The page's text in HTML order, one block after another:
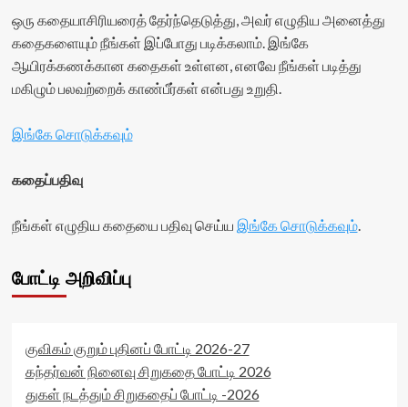
ஒரு கதையாசிரியரைத் தேர்ந்தெடுத்து, அவர் எழுதிய அனைத்து
கதைகளையும் நீங்கள் இப்போது படிக்கலாம். இங்கே
ஆயிரக்கணக்கான கதைகள் உள்ளன, எனவே நீங்கள் படித்து
மகிழும் பலவற்றைக் காண்பீர்கள் என்பது உறுதி.
இங்கே சொடுக்கவும்
கதைப்பதிவு
நீங்கள் எழுதிய கதையை பதிவு செய்ய இங்கே சொடுக்கவும்.
போட்டி அறிவிப்பு
குவிகம் குறும் புதினப் போட்டி 2026-27
கந்தர்வன் நினைவு சிறுகதை போட்டி 2026
துகள் நடத்தும் சிறுகதைப் போட்டி -2026